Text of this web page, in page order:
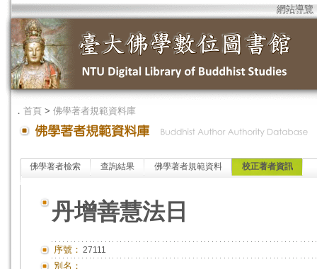
網站導覽
． 首頁 > 佛學著者規範資料庫
佛學著者檢索 查詢結果 佛學著者規範資料 校正著者資訊
丹增善慧法日
序號： 27111
別名：